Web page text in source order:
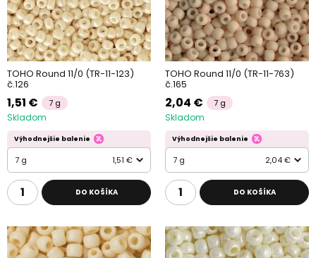
TOHO Round 11/0 (TR-11-123)
č.126
1,51 € 7 g
Skladom
Výhodnejšie balenie
7 g 1,51 €
DO KOŠÍKA
TOHO Round 11/0 (TR-11-763)
č.165
2,04 € 7 g
Skladom
Výhodnejšie balenie
7 g 2,04 €
DO KOŠÍKA